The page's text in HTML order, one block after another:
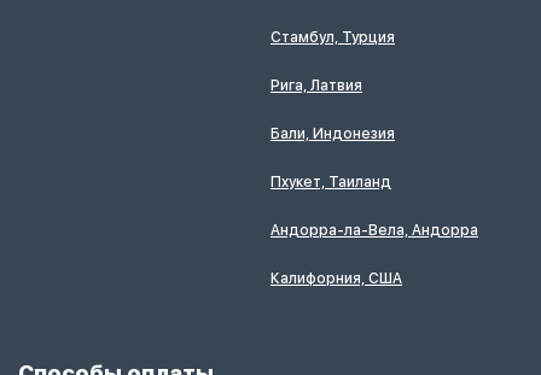
Стамбул, Турция
Рига, Латвия
Бали, Индонезия
Пхукет, Таиланд
Андорра-ла-Вела, Андорра
Калифорния, США